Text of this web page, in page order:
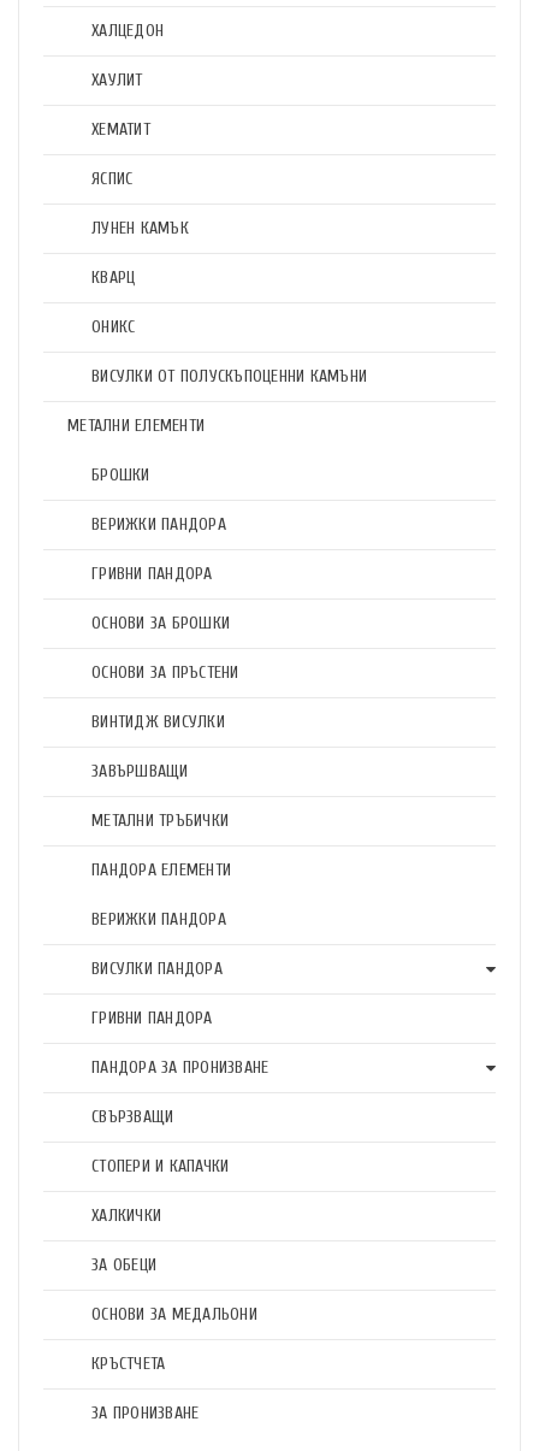
ХАЛЦЕДОН
ХАУЛИТ
ХЕМАТИТ
ЯСПИС
ЛУНЕН КАМЪК
КВАРЦ
ОНИКС
ВИСУЛКИ ОТ ПОЛУСКЪПОЦЕННИ КАМЪНИ
МЕТАЛНИ ЕЛЕМЕНТИ
БРОШКИ
ВЕРИЖКИ ПАНДОРА
ГРИВНИ ПАНДОРА
ОСНОВИ ЗА БРОШКИ
ОСНОВИ ЗА ПРЪСТЕНИ
ВИНТИДЖ ВИСУЛКИ
ЗАВЪРШВАЩИ
МЕТАЛНИ ТРЪБИЧКИ
ПАНДОРА ЕЛЕМЕНТИ
ВЕРИЖКИ ПАНДОРА
ВИСУЛКИ ПАНДОРА
ГРИВНИ ПАНДОРА
ПАНДОРА ЗА ПРОНИЗВАНЕ
СВЪРЗВАЩИ
СТОПЕРИ И КАПАЧКИ
ХАЛКИЧКИ
ЗА ОБЕЦИ
ОСНОВИ ЗА МЕДАЛЬОНИ
КРЪСТЧЕТА
ЗА ПРОНИЗВАНЕ